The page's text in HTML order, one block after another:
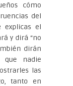
cómo
del
explicas el
y dirá “no
dirán
que nadie
las
tanto en